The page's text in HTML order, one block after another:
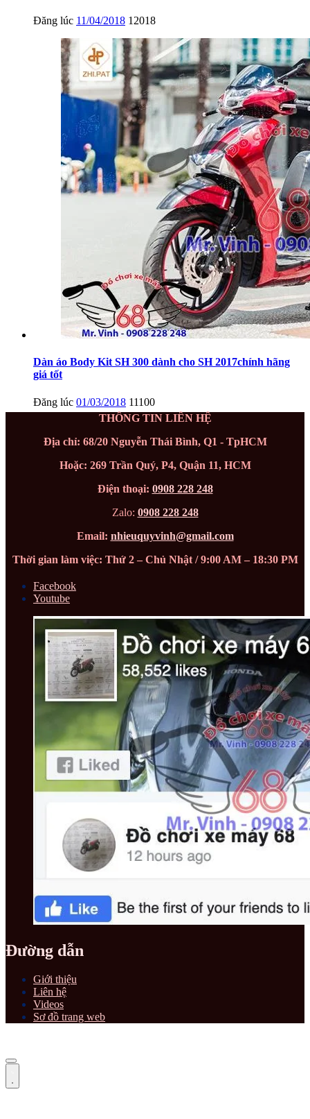
Đăng lúc 11/04/2018 12018
Dàn áo Body Kit SH 300 dành cho SH 2017chính hãng
giá tốt
Đăng lúc 01/03/2018 11100
THÔNG TIN LIÊN HỆ
Địa chỉ: 68/20 Nguyễn Thái Bình, Q1 - TpHCM
Hoặc: 269 Trần Quý, P4, Quận 11, HCM
Điện thoại: 0908 228 248
Zalo: 0908 228 248
Email: nhieuquyvinh@gmail.com
Thời gian làm việc: Thứ 2 – Chủ Nhật / 9:00 AM – 18:30 PM
Facebook
Youtube
Đường dẫn
Giới thiệu
Liên hệ
Videos
Sơ đồ trang web